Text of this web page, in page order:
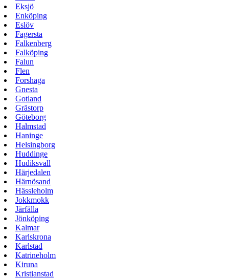
Eksjö
Enköping
Eslöv
Fagersta
Falkenberg
Falköping
Falun
Flen
Forshaga
Gnesta
Gotland
Grästorp
Göteborg
Halmstad
Haninge
Helsingborg
Huddinge
Hudiksvall
Härjedalen
Härnösand
Hässleholm
Jokkmokk
Järfälla
Jönköping
Kalmar
Karlskrona
Karlstad
Katrineholm
Kiruna
Kristianstad